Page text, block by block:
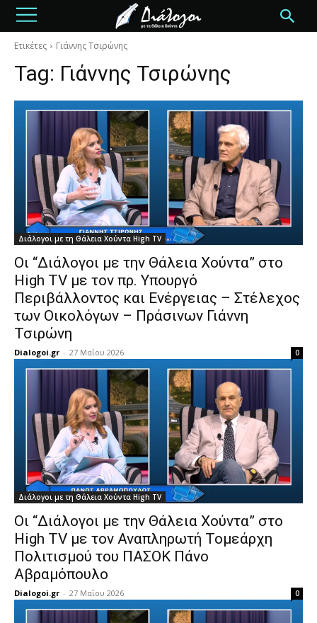
Ετικέτες Γιάννης Τσιρώνης
Tag: Γιάννης Τσιρώνης
Διάλογοι με τη Θάλεια Χούντα High TV
Οι “Διάλογοι με την Θάλεια Χούντα” στο
High TV με τον πρ. Υπουργό
Περιβάλλοντος και Ενέργειας – Στέλεχος
των Οικολόγων – Πράσινων Γιάννη
Τσιρώνη
Dialogoi.gr - 27 Μαΐου 2026 0
Διάλογοι με τη Θάλεια Χούντα High TV
Οι “Διάλογοι με την Θάλεια Χούντα” στο
High TV με τον Αναπληρωτή Τομεάρχη
Πολιτισμού του ΠΑΣΟΚ Πάνο
Αβραμόπουλο
Dialogoi.gr - 27 Μαΐου 2026 0